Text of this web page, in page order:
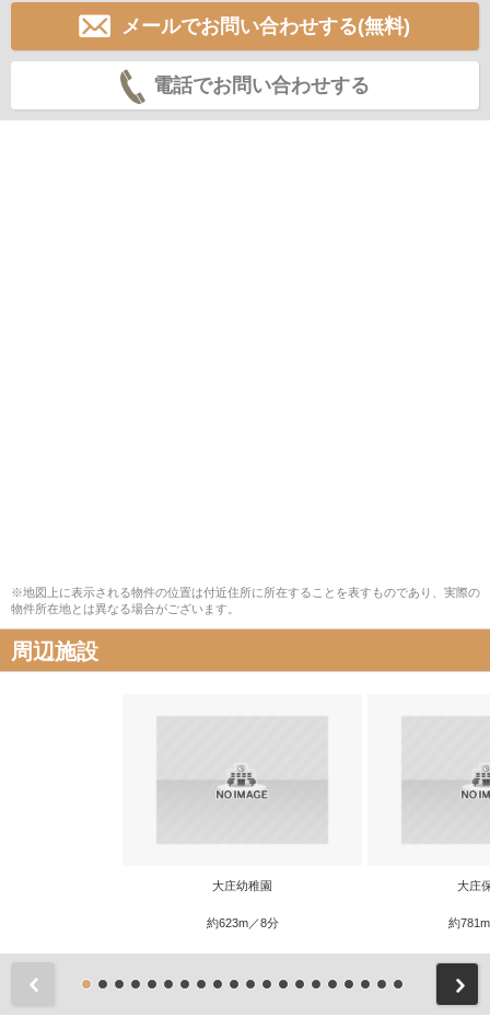
メールでお問い合わせする(無料)
電話でお問い合わせする
※地図上に表示される物件の位置は付近住所に所在することを表すものであり、実際の
物件所在地とは異なる場合がございます。
周辺施設
大庄幼稚園
約623m／8分
大庄
約